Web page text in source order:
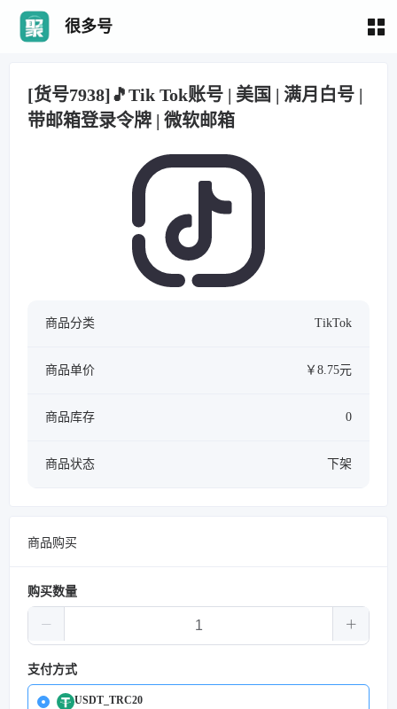
很多号
[货号7938]🎵Tik Tok账号 | 美国 | 满月白号 |
带邮箱登录令牌 | 微软邮箱
商品分类 TikTok
商品单价 ￥8.75元
商品库存 0
商品状态 下架
商品购买
购买数量
支付方式
USDT_TRC20